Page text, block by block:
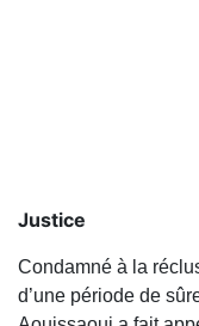
Justice
Condamné à la
d’une période de